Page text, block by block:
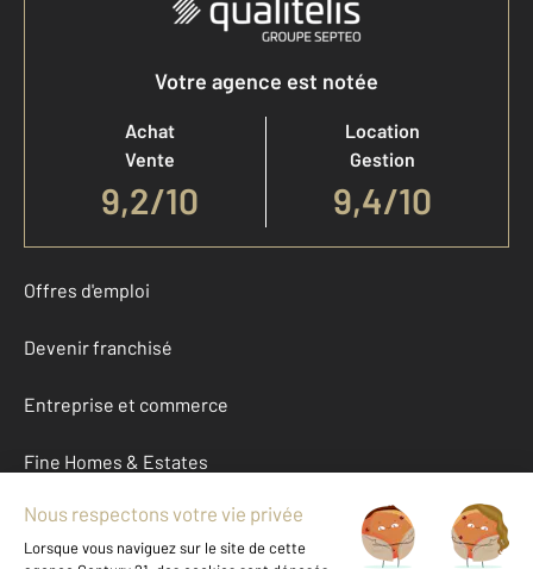
Votre agence est notée
Achat
Vente
9,2/10
Location
Gestion
9,4/10
Offres d'emploi
Devenir franchisé
Entreprise et commerce
Fine Homes & Estates
À propos